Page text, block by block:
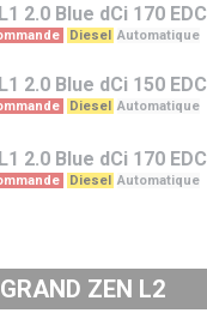
2.0 Blue dCi 170 EDC
Diesel Automatique
2.0 Blue dCi 150 EDC
Diesel Automatique
2.0 Blue dCi 170 EDC
Diesel Automatique
GRAND ZEN L2